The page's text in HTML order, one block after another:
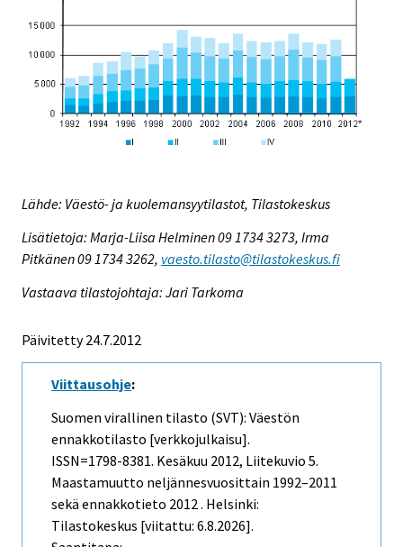
Lähde: Väestö- ja kuolemansyytilastot, Tilastokeskus
Lisätietoja: Marja-Liisa Helminen 09 1734 3273, Irma
Pitkänen 09 1734 3262, vaesto.tilasto@tilastokeskus.fi
Vastaava tilastojohtaja: Jari Tarkoma
Päivitetty 24.7.2012
Viittausohje:
Suomen virallinen tilasto (SVT): Väestön
ennakkotilasto [verkkojulkaisu].
ISSN=1798-8381. Kesäkuu 2012, Liitekuvio 5.
Maastamuutto neljännesvuosittain 1992–2011
sekä ennakkotieto 2012 . Helsinki:
Tilastokeskus [viitattu: 6.8.2026].